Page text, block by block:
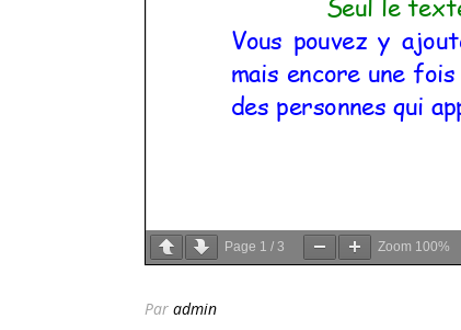
Page 1 / 3 Zoom 100%
Par admin